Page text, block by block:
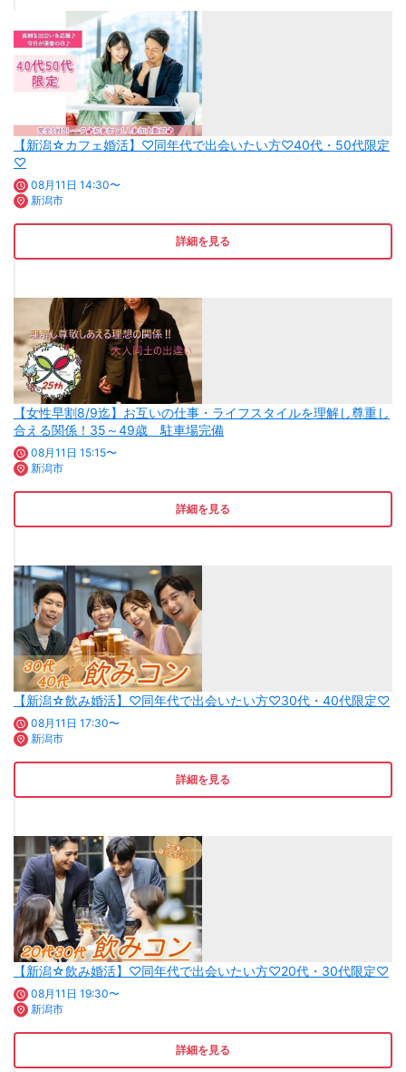
【新潟☆カフェ婚活】♡同年代で出会いたい方♡40代・50代限定
♡
08月11日 14:30〜
新潟市
詳細を見る
【女性早割8/9迄】お互いの仕事・ライフスタイルを理解し尊重し
合える関係！35～49歳 駐車場完備
08月11日 15:15〜
新潟市
詳細を見る
【新潟☆飲み婚活】♡同年代で出会いたい方♡30代・40代限定♡
08月11日 17:30〜
新潟市
詳細を見る
【新潟☆飲み婚活】♡同年代で出会いたい方♡20代・30代限定♡
08月11日 19:30〜
新潟市
詳細を見る